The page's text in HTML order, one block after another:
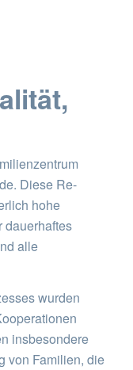
Diese Re-
hohe
dauerhaftes
alle
wurden
insbesondere
von Familien, die